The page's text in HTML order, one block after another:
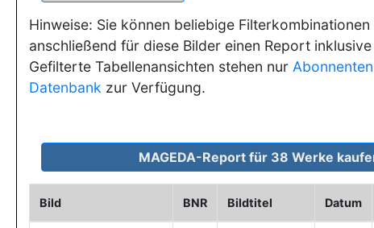
Hinweise: Sie können beliebige
anschließend für diese Bilder einen Report
Gefilterte Tabellenansichten stehen nur
Datenbank zur Verfügung.
Bild BNR Bildtitel Datum